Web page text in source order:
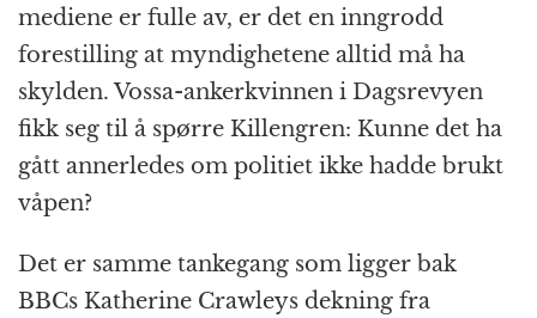
mediene er fulle av, er det en inngrodd
forestilling at myndighetene alltid må ha
skylden. Vossa-ankerkvinnen i Dagsrevyen
fikk seg til å spørre Killengren: Kunne det ha
gått annerledes om politiet ikke hadde brukt
våpen?
Det er samme tankegang som ligger bak
BBCs Katherine Crawleys dekning fra